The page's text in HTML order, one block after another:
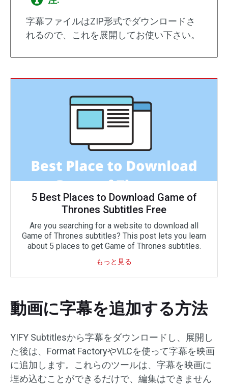
字幕ファイルはZIP形式でダウンロードさ
れるので、これを展開してお使い下さい。
5 Best Places to Download Game of
Thrones Subtitles Free
Are you searching for a website to download all
Game of Thrones subtitles? This post lets you learn
about 5 places to get Game of Thrones subtitles.
もっと見る
動画に字幕を追加する方法
YIFY Subtitlesから字幕をダウンロードし、展開し
た後は、Format FactoryやVLCを使って字幕を映画
に追加します。これらのツールは、字幕を映画に
埋め込むことができるだけで、編集はできません